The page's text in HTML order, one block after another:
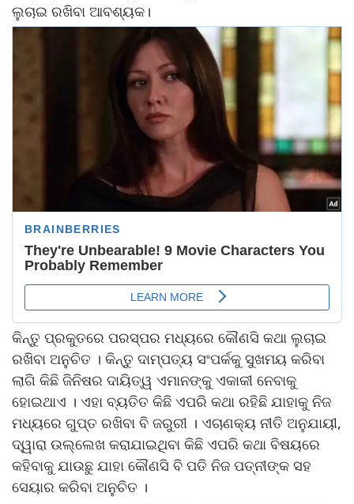
ଲୁଚାଇ ରଖିବା ଆବଶ୍ୟକ।
କିନ୍ତୁ ପ୍ରକୁତରେ ପରସ୍ପର ମଧ୍ୟରେ କୌଣସି କଥା ଲୁଚାଇ
ରଖିବା ଅନୁଚିତ । କିନ୍ତୁ ଦାମ୍ପତ୍ୟ ସଂପର୍କକୁ ସୁଖମୟ କରିବା
ଲାଗି କିଛି ଜିନିଷର ଦାୟିତ୍ୱ ଏମାନଙ୍କୁ ଏକାକୀ ନେବାକୁ
ହୋଇଥାଏ । ଏହା ବ୍ୟତିତ କିଛି ଏପରି କଥା ରହିଛି ଯାହାକୁ ନିଜ
ମଧ୍ୟରେ ଗୁପ୍ତ ରଖିବା ବି ଜରୁରୀ । ଏଚାଣକ୍ୟ ନୀତି ଅନୁଯାୟୀ,
ଦ୍ୱାରା ଉଲ୍ଲେଖ କରାଯାଇଥିବା କିଛି ଏପରି କଥା ବିଷୟରେ
କହିବାକୁ ଯାଉଛୁ ଯାହା କୌଣସି ବି ପତି ନିଜ ପତ୍ନୀଙ୍କ ସହ
ସେୟାର କରିବା ଅନୁଚିତ ।